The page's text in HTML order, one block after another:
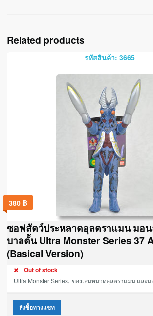
Related products
รหัสสินค้า: 3665
380 ฿
ซอฟสัตว์ประหลาดอุลตราแมน มอน
บาลตั้น Ultra Monster Series 37
(Basical Version)
Out of stock
Ultra Monster Series, ของเล่นหมวดอุลตราแมน และม
สั่งซื้อทางแชท